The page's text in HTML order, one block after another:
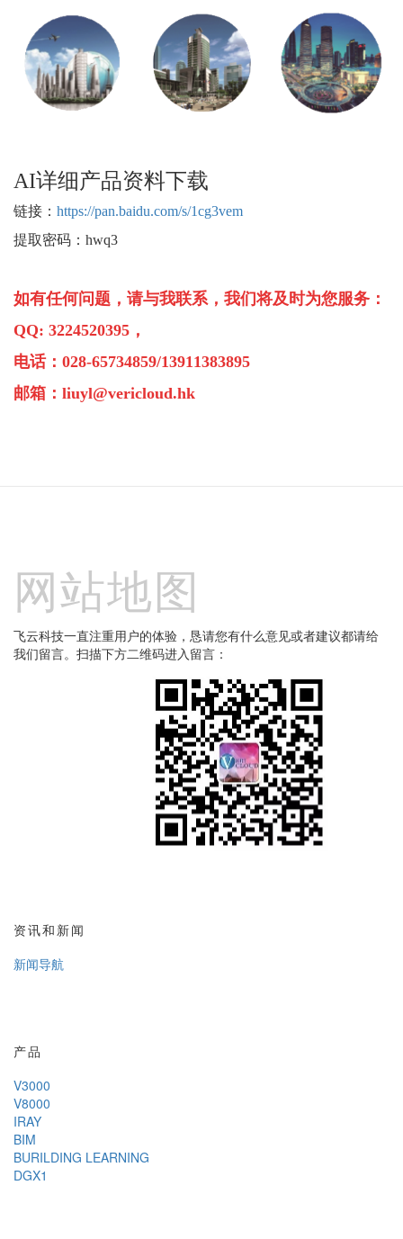
AI详细产品资料下载
链接： https://pan.baidu.com/s/1cg3vem
提取密码： hwq3
如有任何问题，请与我联系，我们将及时为您服务：
QQ: 3224520395 ，
电话： 028-65734859/13911383895
邮箱： liuyl@vericloud.hk
网站地图
飞云科技一直注重用户的体验，恳请您有什么意见或者建议都请给
我们留言。扫描下方二维码进入留言：
资讯和新闻
新闻导航
产品
V3000
V8000
IRAY
BIM
BURILDING LEARNING
DGX1